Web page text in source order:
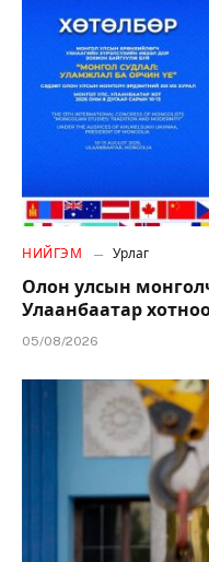
НИЙГЭМ Урлаг
Олон улсын
Улаанбаатар
05/08/2026